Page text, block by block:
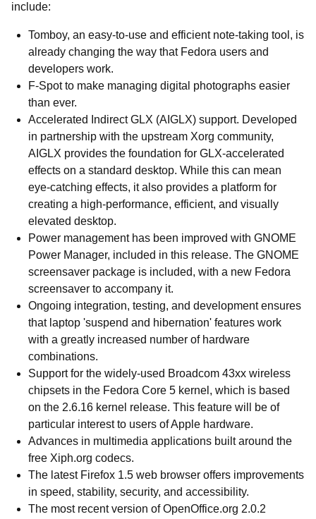
include:
Tomboy, an easy-to-use and efficient note-taking tool, is
already changing the way that Fedora users and
developers work.
F-Spot to make managing digital photographs easier
than ever.
Accelerated Indirect GLX (AIGLX) support. Developed
in partnership with the upstream Xorg community,
AIGLX provides the foundation for GLX-accelerated
effects on a standard desktop. While this can mean
eye-catching effects, it also provides a platform for
creating a high-performance, efficient, and visually
elevated desktop.
Power management has been improved with GNOME
Power Manager, included in this release. The GNOME
screensaver package is included, with a new Fedora
screensaver to accompany it.
Ongoing integration, testing, and development ensures
that laptop 'suspend and hibernation' features work
with a greatly increased number of hardware
combinations.
Support for the widely-used Broadcom 43xx wireless
chipsets in the Fedora Core 5 kernel, which is based
on the 2.6.16 kernel release. This feature will be of
particular interest to users of Apple hardware.
Advances in multimedia applications built around the
free Xiph.org codecs.
The latest Firefox 1.5 web browser offers improvements
in speed, stability, security, and accessibility.
The most recent version of OpenOffice.org 2.0.2